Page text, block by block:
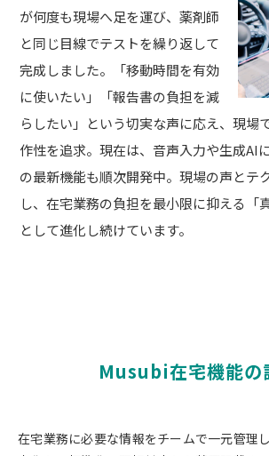
が何度も現場へ足を運び、薬剤師
と同じ目線でテストを繰り返して
完成しました。「移動時間を有効
に使いたい」「報告書の負担を減
らしたい」という切実な声に応え、現場
作性を追求。現在は、音声入力や生成AI
の最新機能も順次開発中。現場の声とテ
し、在宅業務の負担を最小限に抑える「
として進化し続けています。
Musubi在宅機能の
在宅業務に必要な情報をチームで一元管理